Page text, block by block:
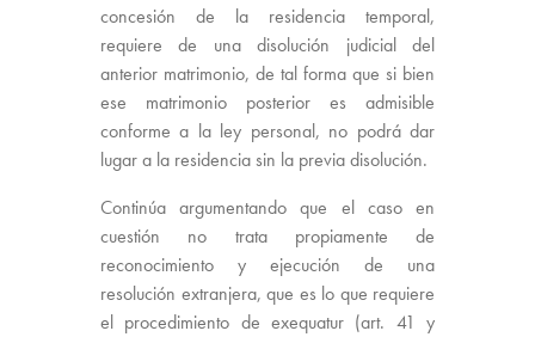
concesión de la residencia temporal,
requiere de una disolución judicial del
anterior matrimonio, de tal forma que si bien
ese matrimonio posterior es admisible
conforme a la ley personal, no podrá dar
lugar a la residencia sin la previa disolución.
Continúa argumentando que el caso en
cuestión no trata propiamente de
reconocimiento y ejecución de una
resolución extranjera, que es lo que requiere
el procedimiento de exequatur (art. 41 y